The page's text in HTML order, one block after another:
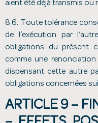
aient été déjà transmis ou
8.6. Toute tolérance
de l’exécution par
obligations du présent
comme une
dispensant cette autre
obligations concernées
ARTICLE 9 –